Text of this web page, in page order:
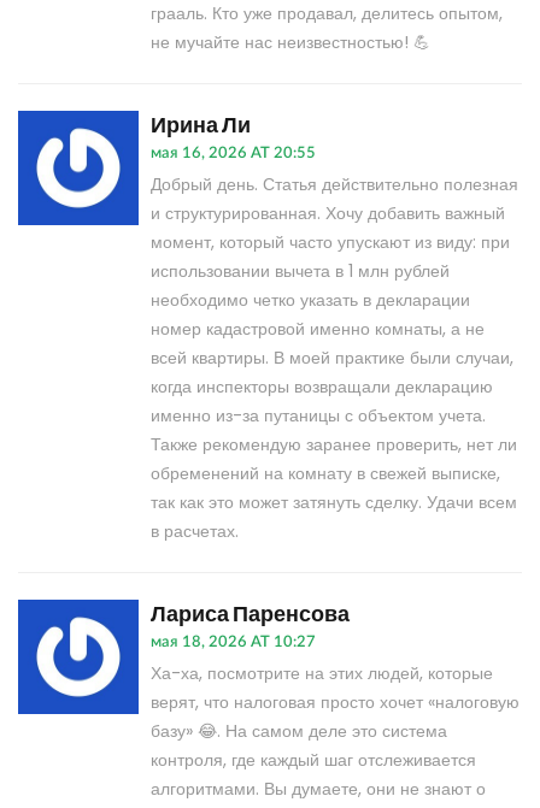
грааль. Кто уже продавал, делитесь опытом,
не мучайте нас неизвестностью! 💪
Ирина Ли
мая 16, 2026 AT 20:55
Добрый день. Статья действительно полезная
и структурированная. Хочу добавить важный
момент, который часто упускают из виду: при
использовании вычета в 1 млн рублей
необходимо четко указать в декларации
номер кадастровой именно комнаты, а не
всей квартиры. В моей практике были случаи,
когда инспекторы возвращали декларацию
именно из-за путаницы с объектом учета.
Также рекомендую заранее проверить, нет ли
обременений на комнату в свежей выписке,
так как это может затянуть сделку. Удачи всем
в расчетах.
Лариса Паренсова
мая 18, 2026 AT 10:27
Ха-ха, посмотрите на этих людей, которые
верят, что налоговая просто хочет «налоговую
базу» 😂. На самом деле это система
контроля, где каждый шаг отслеживается
алгоритмами. Вы думаете, они не знают о